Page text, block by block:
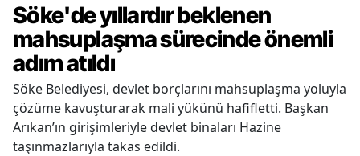
Söke'de yıllardır beklenen
mahsuplaşma sürecinde önemli
adım atıldı
Söke Belediyesi, devlet borçlarını mahsuplaşma yoluyla
çözüme kavuşturarak mali yükünü hafifletti. Başkan
Arıkan’ın girişimleriyle devlet binaları Hazine
taşınmazlarıyla takas edildi.